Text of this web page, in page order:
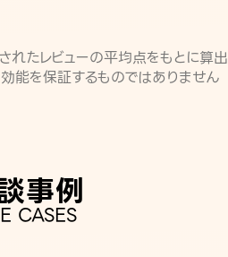
たレビューの平均点をもとに算出
能を保証するものではありません
事例
CASES